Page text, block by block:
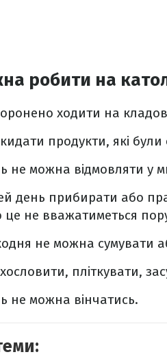
робити на
ходити на
продукти, які були
не можна відмовляти у
день прибирати або
це не вважатиметься
не можна сумувати
пліткувати,
не можна вінчатись.